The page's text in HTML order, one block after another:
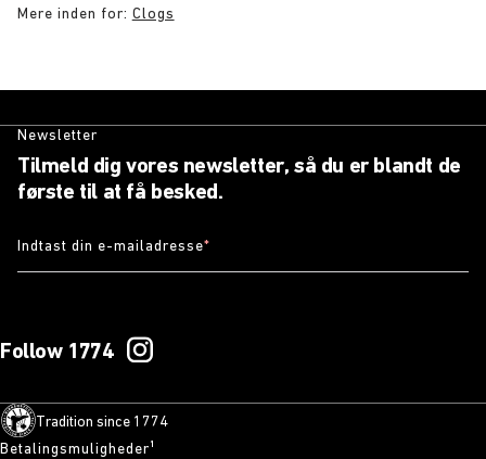
Mere inden for: Clogs
Newsletter
Tilmeld dig vores newsletter, så du er blandt de
første til at få besked.
Indtast din e-mailadresse*
Follow 1774
Tradition since 1774
Betalingsmuligheder¹